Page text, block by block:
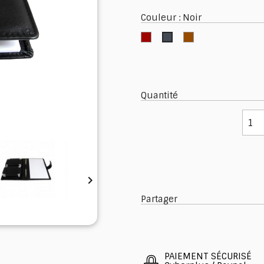

Couleur : Noir
Rouge
Quantité
Partager
PAIEMENT SÉCURISÉ